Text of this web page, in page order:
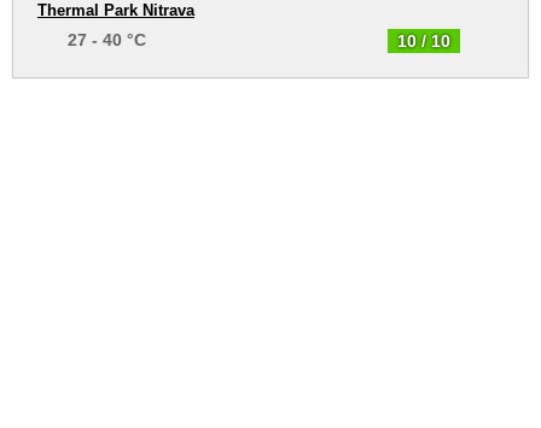
10 / 10
Thermal Park Nitrava
27 - 40 °C